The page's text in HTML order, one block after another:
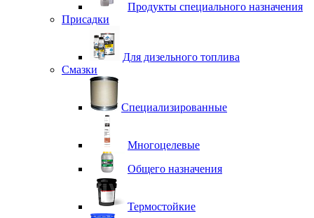
Продукты специального назначения
Присадки
Для дизельного топлива
Смазки
Специализированные
Многоцелевые
Общего назначения
Термостойкие